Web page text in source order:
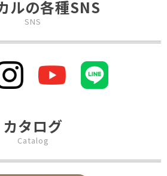
ルの各種SNS
SNS
カタログ
Catalog